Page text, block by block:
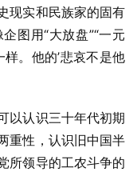
现实和民族家的固有
图用“大放盘”“一元
。他的’悲哀不是他
以认识三十年代初期
重性，认识旧中国半
所领导的工农斗争的